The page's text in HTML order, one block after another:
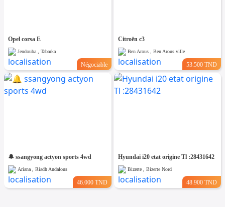
Opel corsa E
Jendouba , Tabarka
Négociable
Citroën c3
Ben Arous , Ben Arous ville
53.500 TND
🔔 ssangyong actyon sports 4wd
Ariana , Riadh Andalous
46.000 TND
Hyundai i20 etat origine Tl :28431642
Bizerte , Bizerte Nord
48.900 TND